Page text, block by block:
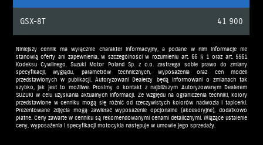
GSX-8T 41 900
Niniejszy cennik ma wyłącznie charakter informacyjny, a podane w nim informacje nie
stanowią oferty ani zapewnienia, w szczególności w rozumieniu art. 66 § 1 oraz art. 5561
Kodeksu Cywilnego. Suzuki Motor Poland Sp. z o.o. zastrzega sobie prawo do zmiany
specyfikacji, wyglądu, parametrów technicznych, wyposażenia oraz cen modeli
przedstawionych w publikacji. Autoryzowani Dealerzy będą informowani o zmianach tak
szybko, jak jest to możliwe. Prosimy o kontakt z najbliższym Autoryzowanym Dealerem
SUZUKI w celu uzyskania aktualnych informacji. Ze względu na ograniczenia techniki, kolory
przedstawione w cenniku mogą się różnić od rzeczywistych kolorów nadwozia i tapicerki.
Prezentowane zdjęcia mogą zawierać wyposażenie opcjonalne (akcesoryjne), dodatkowo
płatne. Ceny zawarte w cenniku są rekomendowanymi cenami detalicznymi. Wiążące ustalenie
ceny, wyposażenia i specyfikacji motocykla następuje w umowie jego sprzedaży.